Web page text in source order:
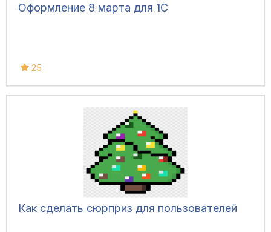
Оформление 8 марта для 1С
25
Как сделать сюрприз для пользователей